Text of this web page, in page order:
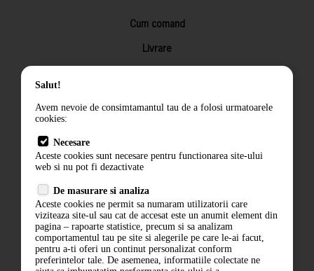
Cum comand
Livrare
Returnarea produselor
Termeni si conditii
Politica de confidentialitate
ANPC
Salut!
Avem nevoie de consimtamantul tau de a folosi urmatoarele
cookies:
Necesare
Aceste cookies sunt necesare pentru functionarea site-ului
web si nu pot fi dezactivate
De masurare si analiza
Aceste cookies ne permit sa numaram utilizatorii care
viziteaza site-ul sau cat de accesat este un anumit element din
pagina – rapoarte statistice, precum si sa analizam
comportamentul tau pe site si alegerile pe care le-ai facut,
pentru a-ti oferi un continut personalizat conform
preferintelor tale. De asemenea, informatiile colectate ne